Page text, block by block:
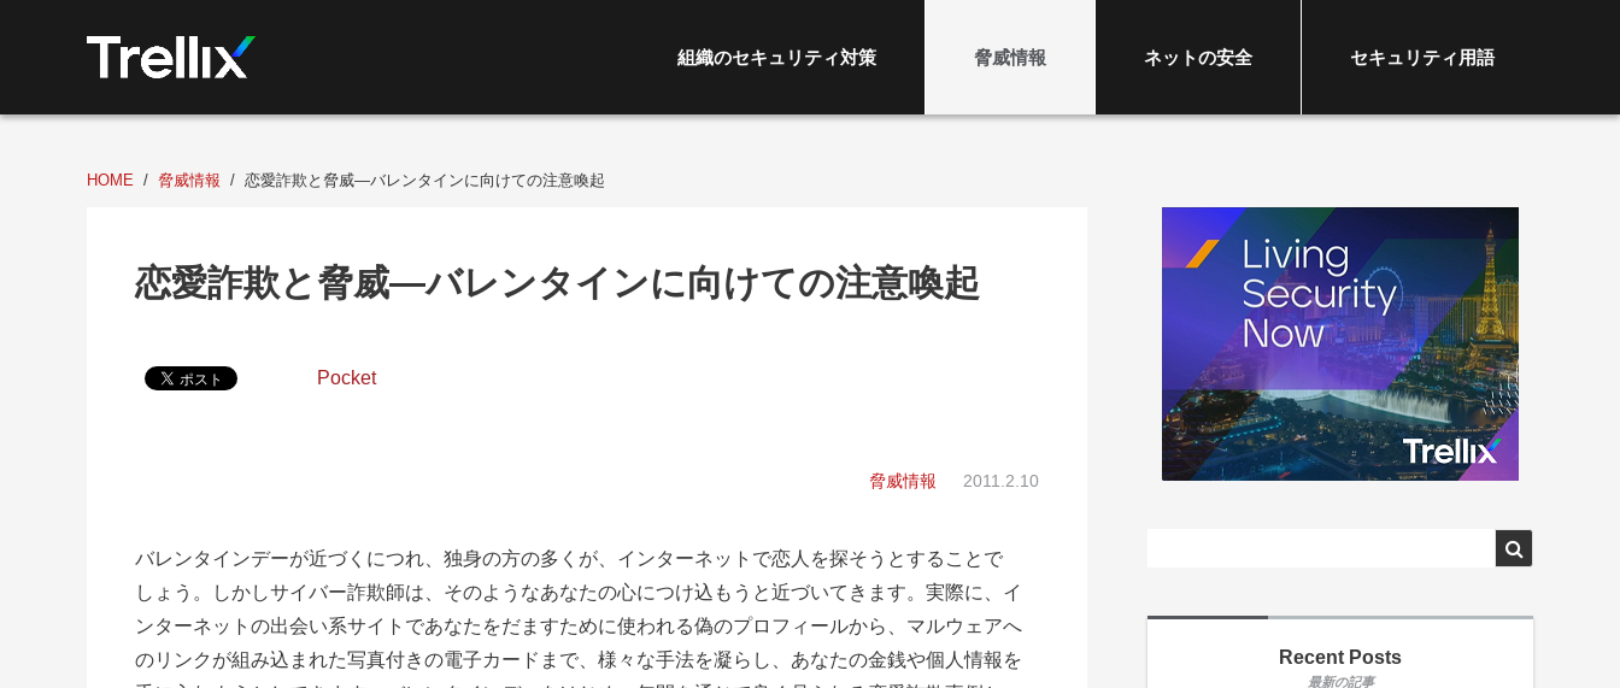
組織のセキュリティ対策 脅威情報 ネットの安全 セキュリティ用語
HOME 脅威情報 恋愛詐欺と脅威―バレンタインに向けての注意喚起
恋愛詐欺と脅威―バレンタインに向けての注意喚起
Pocket
脅威情報 2011.2.10
バレンタインデーが近づくにつれ、独身の方の多くが、インターネットで恋人を探そうとすることで
しょう。しかしサイバー詐欺師は、そのようなあなたの心につけ込もうと近づいてきます。実際に、イ
ンターネットの出会い系サイトであなたをだますために使われる偽のプロフィールから、マルウェアへ
のリンクが組み込まれた写真付きの電子カードまで、様々な手法を凝らし、あなたの金銭や個人情報を
Recent Posts